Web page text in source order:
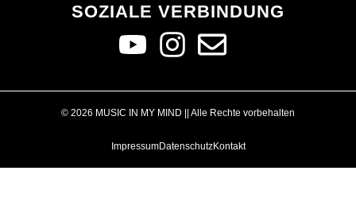
SOZIALE VERBINDUNG
© 2026 MUSIC IN MY MIND || Alle Rechte vorbehalten
ImpressumDatenschutzKontakt